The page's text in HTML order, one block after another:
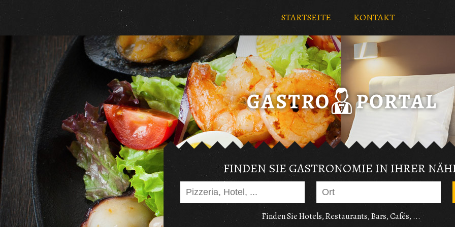
STARTSEITE KONTAKT
FINDEN SIE GASTRONOMIE IN IHRER
Finden Sie Hotels, Restaurants, Bars, Cafés, ...